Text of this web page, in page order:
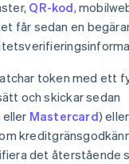
QR-kod,
får sedan en
token med ett
och skickar sedan
eller Mastercard)
det återstående